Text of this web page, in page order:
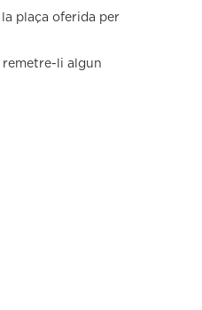
plaça oferida per
remetre-li algun